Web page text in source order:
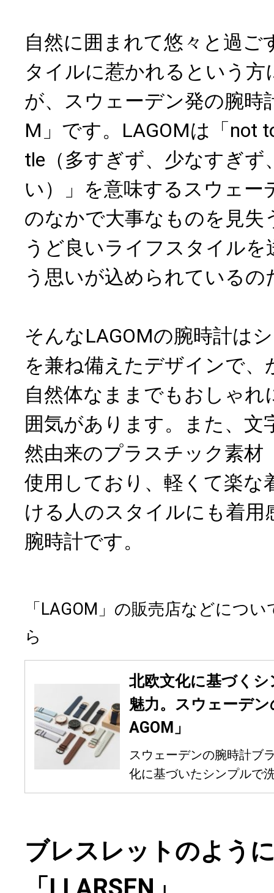
自然に囲まれて悠々と過ご
タイルに惹かれるという
が、スウェーデン発の腕時
M」です。LAGOMは「not
tle（多すぎず、少なすぎず
い）」を意味するスウェー
のなかで大事なものを見失
うど良いライフスタイル
う思いが込められているの
そんなLAGOMの腕時計は
を兼ね備えたデザインで
自然体なままでもおしゃれ
囲気があります。また、文
然由来のプラスチック素材
使用しており、軽くて楽な
ける人のスタイルにも着用
腕時計です。
「LAGOM」の販売店などにつ
ら
北欧文化に基づく
魅力。スウェーデ
AGOM」
スウェーデンの腕時計ブ
化に基づいたシンプルで
ブレスレットのよう